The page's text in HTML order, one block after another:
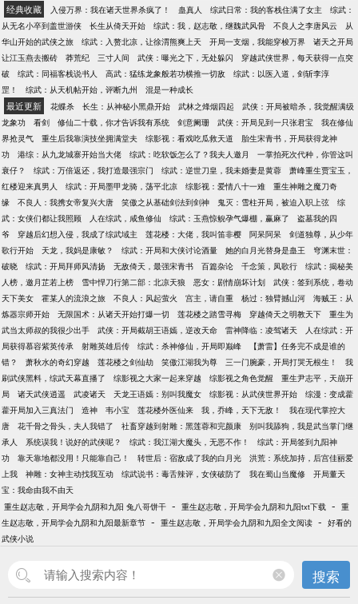
经典收藏 入侵万界：我在诸天世界杀疯了！ 蛊真人 综武日常：我的客栈住满了女主
综武：
从无名小卒到盖世游侠
长生从倚天开始 综武：我，赵志敬，继魏武风骨 不良人之李唐风云
从
华山开始的武侠之旅
综武：入赘北凉，让徐渭熊爽上天 开局一支烟，我能穿梭万界
诸天之开局
让江玉燕去搬砖
莽荒纪 三寸人间 武侠：曝光之下，无处躲闪
穿越武侠世界，每天获得一点突
破
综武：同福客栈说书人 高武：猛练龙象般若功横推一切敌
综武：以医入道，剑斩李淳
罡！
综武：从天机帖开始，评断九州 混是一种成长
最近更新 花蝶杀 长生：从神秘小黑鼎开始 武林之烽烟四起
武侠：开局被暗杀，我觉醒满级
龙象功
看剑 修仙二十载，你才告诉我有系统 剑意阑珊 武侠：开局见到一只张君宝
我在修仙
界抢灵气
重生后我靠演技坐拥满堂夫 综影视：看戏吃瓜救天道
胎生宋青书，开局获得龙神
功
港综：从九龙城寨开始当大佬 综武：吃软饭怎么了？我夫人邀月
一掌拍死次代种，你管这叫
衰仔？
综武：万倍返还，我打造最强宗门 综武：逆世刀皇，我未婚妻是黄蓉
萧峰重生贾宝玉，
红楼迎来真男人
综武：开局墨甲龙骑，荡平北凉 综影视：爱情八十一难
重生神雕之魔刀奇
缘
不良人：我携女帝复兴大唐 笑傲之从基础剑法到剑神 鬼灭：雪柱开局，被迫入职上弦
综
武：女侠们都让我照顾
人在综武，咸鱼修仙 综武：玉燕惊鲵孕气爆棚，赢麻了
盗墓我的四
爷
穿越后幻想入侵，我成了综武域主 莲花楼：大佬，我叫笛非樱 阿呆阿呆
剑道独尊，从少年
歌行开始
天龙，我妈是康敏？ 综武：开局和大侠讨论酒量 她的白月光替身是蛊王
穹渊末世：
破晓
综武：开局拜师风清扬 无敌倚天，最强宋青书 百篇杂论 千念策，凤歌行
综武：揭秘美
人榜，邀月芷若上榜
雪中悍刀行第二部：北凉天狼 恶女：剧情崩坏计划
武侠：签到系统，卷动
天下美女
霍某人的流浪之旅 不良人：风起萤火 宫主，请自重 杨过：独臂撼山河
海贼王：从
炼器宗师开始
无限国术：从诸天开始打爆一切 莲花楼之踏雪寻梅 穿越倚天之明教天下
重生为
武当太师叔的我很少出手
武侠：开局截胡王语嫣，逆改天命 雷神降临：凌驾诸天
人在综武：开
局获得慕容紫英传承
射雕英雄后传 综武：杀神修仙，开局即巅峰
【萧雷】任务完不成是谁的
错？
萧秋水的奇幻穿越 莲花楼之剑仙劫 笑傲江湖我为尊 三一门腕豪，开局打哭无根生！
我
刷武侠黑料，综武天幕直播了
综影视之大家一起来穿越 综影视之角色觉醒
重生尹志平，天崩开
局
诸天武侠逍遥 武凌诸天 天龙王语嫣：别叫我魔女 综影视：从武侠世界开始
综漫：变成藿
藿开局加入三真法门
造神 韦小宝 莲花楼外医仙来 我，乔峰，天下无敌！
我在现代掌控大
唐
花千骨之骨头，夫人我错了 社畜穿越到射雕：黑莲蓉和完颜康
别叫我舔狗，我是武当掌门继
承人
系统误我！说好的武侠呢？ 综武：我江湖大魔头，无恶不作！
综武：开局签到九阳神
功
靠天靠地都没用！只能靠自己！ 转世后：宿敌成了我的白月光
洪荒：系统加持，后宫佳丽爱
上我
神雕：女神主动找我互动 综武说书：毒舌辣评，女侠破防了 我在蜀山当魔修
开局董天
宝：我命由我不由天
重生赵志敬，开局学会九阴和九阳 兔八哥饼干 - 重生赵志敬，开局学会九阴和九阳txt下载 - 重
生赵志敬，开局学会九阴和九阳最新章节 - 重生赵志敬，开局学会九阴和九阳全文阅读 - 好看的
武侠小说
搜索